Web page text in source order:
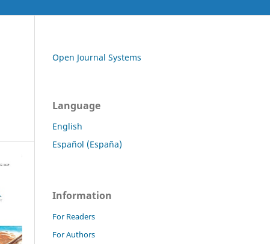
Open Journal Systems
Language
English
Español (España)
Information
For Readers
For Authors